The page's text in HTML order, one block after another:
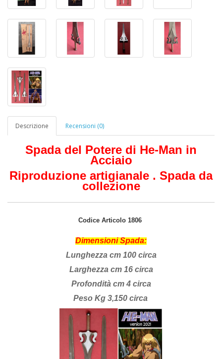
Descrizione Recensioni (0)
Spada del Potere di He-Man in
Acciaio
Riproduzione artigianale . Spada da
collezione
Codice Articolo 1806
Dimensioni Spada:
Lunghezza cm 100 circa
Larghezza cm 16 circa
Profondità cm 4 circa
Peso Kg 3,150 circa